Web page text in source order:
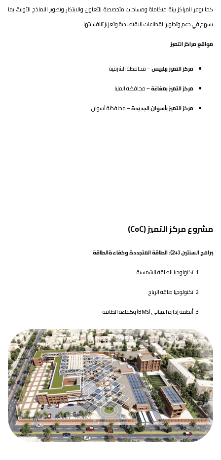
كما توفر المراكز بيئة متكاملة ومساحات متخصصة للتعاون والابتكار وتطوير النماذج الأولية، بما
يسهم في دعم وتطوير القطاعات الاقتصادية وتعزيز تنافسيتها.
مواقع مراكز التميز
مركز التميز ببلبيس– محافظة الشرقية
مركز التميز بمغاغة– محافظة المنيا
مركز التميز بأسوان الجديدة– محافظة أسوان
مشروع مركز التميز (CoC)
برامج السنتين (+2): الطاقة المتجددة وكفاءةالطاقة
تكنولوجيا الطاقة الشمسية
تكنولوجيا طاقة الرياح
أنظمة إدارة المباني (BMS) وكفاءة الطاقة